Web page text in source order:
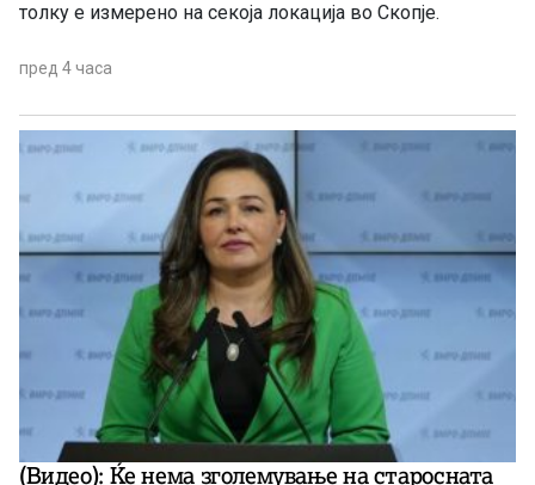
толку е измерено на секоја локација во Скопје.
пред 4 часа
(Видео): Ќе нема зголемување на старосната